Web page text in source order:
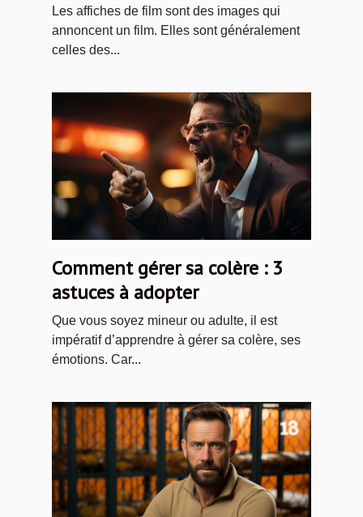
Les affiches de film sont des images qui
annoncent un film. Elles sont généralement
celles des...
Comment gérer sa colère : 3
astuces à adopter
Que vous soyez mineur ou adulte, il est
impératif d’apprendre à gérer sa colère, ses
émotions. Car...